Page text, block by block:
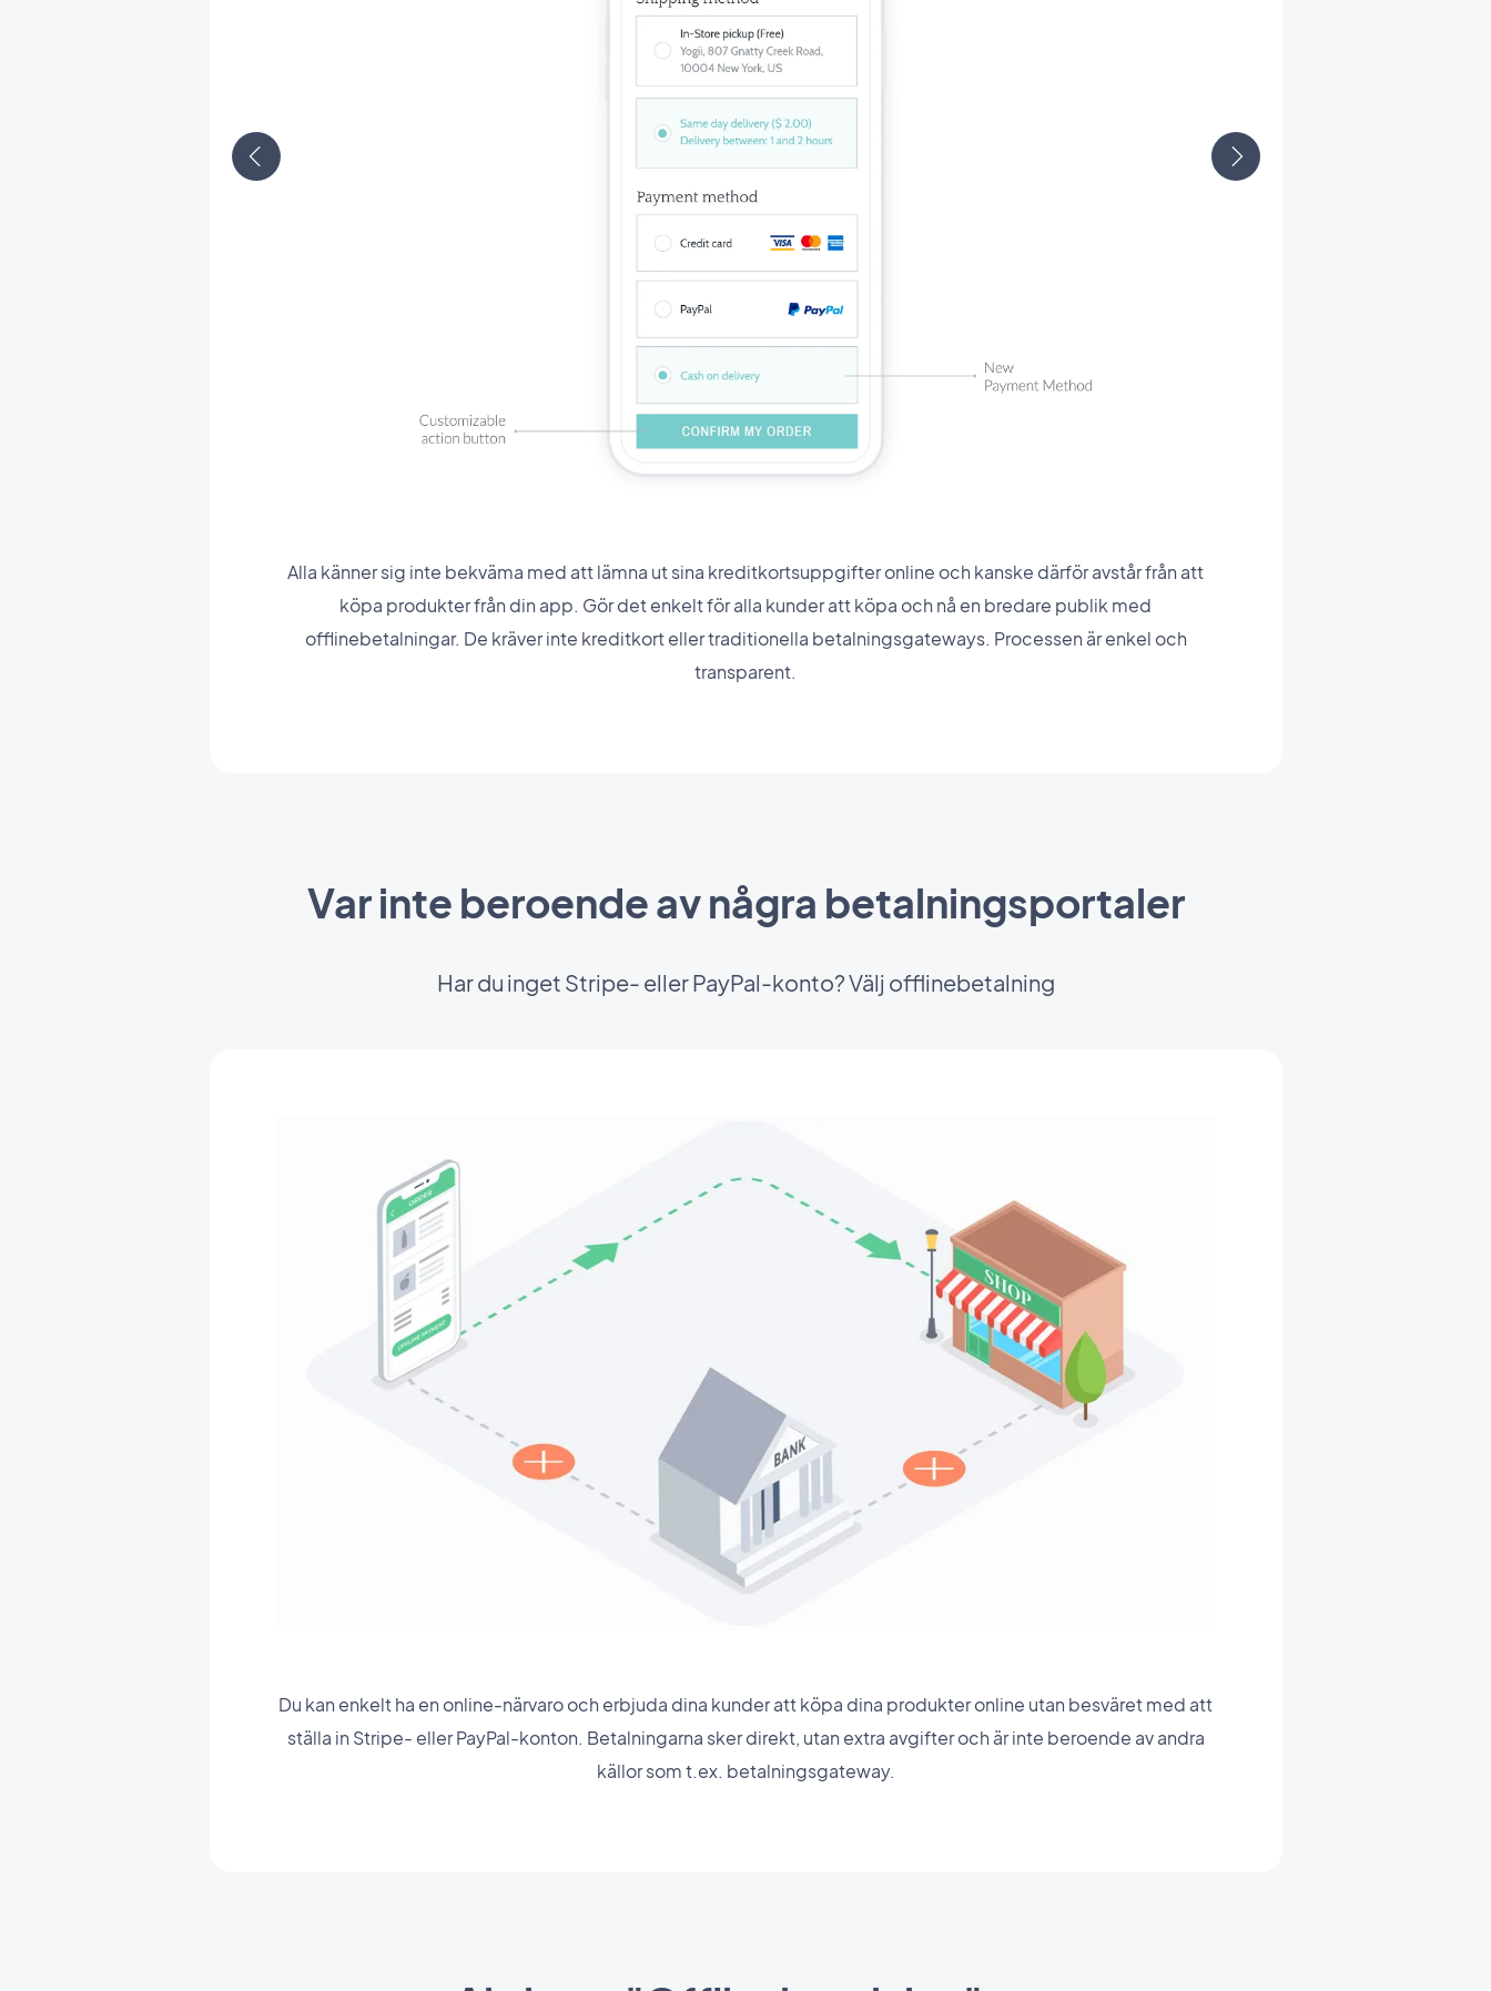
Alla känner sig inte bekväma med att lämna ut sina kreditkortsuppgifter online och kanske därför avstår från att
köpa produkter från din app. Gör det enkelt för alla kunder att köpa och nå en bredare publik med
offlinebetalningar. De kräver inte kreditkort eller traditionella betalningsgateways. Processen är enkel och
transparent.
Var inte beroende av några betalningsportaler
Har du inget Stripe- eller PayPal-konto? Välj offlinebetalning
Du kan enkelt ha en online-närvaro och erbjuda dina kunder att köpa dina produkter online utan besväret med att
ställa in Stripe- eller PayPal-konton. Betalningarna sker direkt, utan extra avgifter och är inte beroende av andra
källor som t.ex. betalningsgateway.